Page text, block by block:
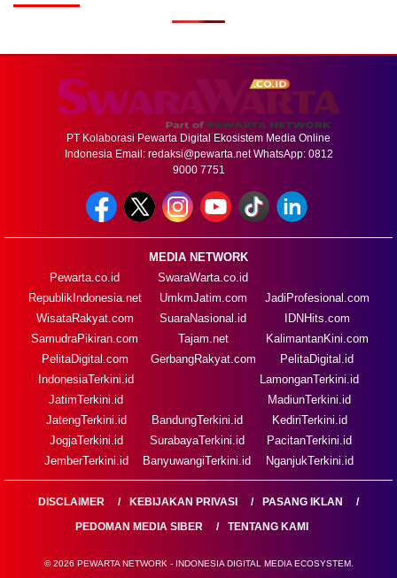
PT Kolaborasi Pewarta Digital Ekosistem Media Online
Indonesia Email: redaksi@pewarta.netWhatsApp: 0812
9000 7751
MEDIA NETWORK
Pewarta.co.id
RepublikIndonesia.net
WisataRakyat.com
SamudraPikiran.com
PelitaDigital.com
SwaraWarta.co.id
UmkmJatim.com
SuaraNasional.id
Tajam.net
GerbangRakyat.com
JadiProfesional.com
IDNHits.com
KalimantanKini.com
PelitaDigital.id
IndonesiaTerkini.id
JatimTerkini.id
JatengTerkini.id
JogjaTerkini.id
JemberTerkini.id
BandungTerkini.id
SurabayaTerkini.id
BanyuwangiTerkini.id
LamonganTerkini.id
MadiunTerkini.id
KediriTerkini.id
PacitanTerkini.id
NganjukTerkini.id
DISCLAIMER KEBIJAKAN PRIVASI
PASANG IKLAN
PEDOMAN MEDIA SIBER
TENTANG KAMI
© 2026 PEWARTA NETWORK - INDONESIA DIGITAL MEDIA ECOSYSTEM.